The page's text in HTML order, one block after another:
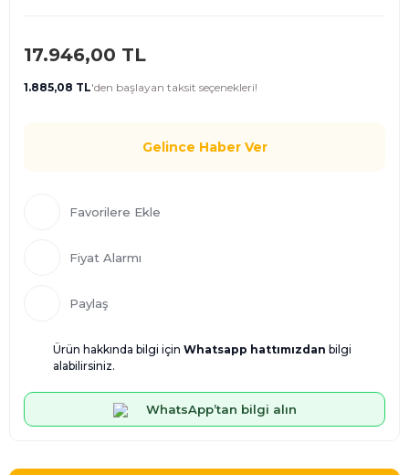
17.946,00 TL
1.885,08 TL'den başlayan taksit seçenekleri!
Gelince Haber Ver
Fiyat Alarmı
Paylaş
Ürün hakkında bilgi için Whatsapp hattımızdan bilgi
alabilirsiniz.
WhatsApp’tan bilgi alın